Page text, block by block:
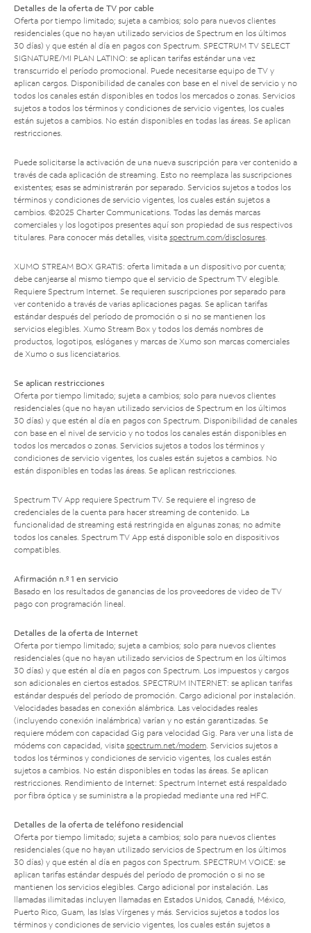
Detalles de la oferta de TV por cable
Oferta por tiempo limitado; sujeta a cambios; solo para nuevos clientes
residenciales (que no hayan utilizado servicios de Spectrum en los últimos
30 días) y que estén al día en pagos con Spectrum. SPECTRUM TV SELECT
SIGNATURE/MI PLAN LATINO: se aplican tarifas estándar una vez
transcurrido el período promocional. Puede necesitarse equipo de TV y
aplican cargos. Disponibilidad de canales con base en el nivel de servicio y no
todos los canales están disponibles en todos los mercados o zonas. Servicios
sujetos a todos los términos y condiciones de servicio vigentes, los cuales
están sujetos a cambios. No están disponibles en todas las áreas. Se aplican
restricciones.
Puede solicitarse la activación de una nueva suscripción para ver contenido a
través de cada aplicación de streaming. Esto no reemplaza las suscripciones
existentes; esas se administrarán por separado. Servicios sujetos a todos los
términos y condiciones de servicio vigentes, los cuales están sujetos a
cambios. ©2025 Charter Communications. Todas las demás marcas
comerciales y los logotipos presentes aquí son propiedad de sus respectivos
titulares. Para conocer más detalles, visita spectrum.com/disclosures.
XUMO STREAM BOX GRATIS: oferta limitada a un dispositivo por cuenta;
debe canjearse al mismo tiempo que el servicio de Spectrum TV elegible.
Requiere Spectrum Internet. Se requieren suscripciones por separado para
ver contenido a través de varias aplicaciones pagas. Se aplican tarifas
estándar después del período de promoción o si no se mantienen los
servicios elegibles. Xumo Stream Box y todos los demás nombres de
productos, logotipos, eslóganes y marcas de Xumo son marcas comerciales
de Xumo o sus licenciatarios.
Se aplican restricciones
Oferta por tiempo limitado; sujeta a cambios; solo para nuevos clientes
residenciales (que no hayan utilizado servicios de Spectrum en los últimos
30 días) y que estén al día en pagos con Spectrum. Disponibilidad de canales
con base en el nivel de servicio y no todos los canales están disponibles en
todos los mercados o zonas. Servicios sujetos a todos los términos y
condiciones de servicio vigentes, los cuales están sujetos a cambios. No
están disponibles en todas las áreas. Se aplican restricciones.
Spectrum TV App requiere Spectrum TV. Se requiere el ingreso de
credenciales de la cuenta para hacer streaming de contenido. La
funcionalidad de streaming está restringida en algunas zonas; no admite
todos los canales. Spectrum TV App está disponible solo en dispositivos
compatibles.
Afirmación n.º 1 en servicio
Basado en los resultados de ganancias de los proveedores de video de TV
pago con programación lineal.
Detalles de la oferta de Internet
Oferta por tiempo limitado; sujeta a cambios; solo para nuevos clientes
residenciales (que no hayan utilizado servicios de Spectrum en los últimos
30 días) y que estén al día en pagos con Spectrum. Los impuestos y cargos
son adicionales en ciertos estados. SPECTRUM INTERNET: se aplican tarifas
estándar después del período de promoción. Cargo adicional por instalación.
Velocidades basadas en conexión alámbrica. Las velocidades reales
(incluyendo conexión inalámbrica) varían y no están garantizadas. Se
requiere módem con capacidad Gig para velocidad Gig. Para ver una lista de
módems con capacidad, visita spectrum.net/modem. Servicios sujetos a
todos los términos y condiciones de servicio vigentes, los cuales están
sujetos a cambios. No están disponibles en todas las áreas. Se aplican
restricciones. Rendimiento de Internet: Spectrum Internet está respaldado
por fibra óptica y se suministra a la propiedad mediante una red HFC.
Detalles de la oferta de teléfono residencial
Oferta por tiempo limitado; sujeta a cambios; solo para nuevos clientes
residenciales (que no hayan utilizado servicios de Spectrum en los últimos
30 días) y que estén al día en pagos con Spectrum. SPECTRUM VOICE: se
aplican tarifas estándar después del período de promoción o si no se
mantienen los servicios elegibles. Cargo adicional por instalación. Las
llamadas ilimitadas incluyen llamadas en Estados Unidos, Canadá, México,
Puerto Rico, Guam, las Islas Vírgenes y más. Servicios sujetos a todos los
términos y condiciones de servicio vigentes, los cuales están sujetos a